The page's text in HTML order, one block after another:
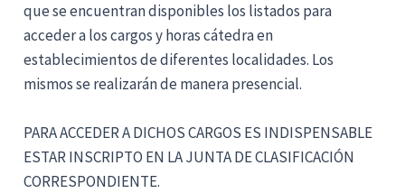
que se encuentran disponibles los listados para
acceder a los cargos y horas cátedra en
establecimientos de diferentes localidades. Los
mismos se realizarán de manera presencial.
PARA ACCEDER A DICHOS CARGOS ES INDISPENSABLE
ESTAR INSCRIPTO EN LA JUNTA DE CLASIFICACIÓN
CORRESPONDIENTE.